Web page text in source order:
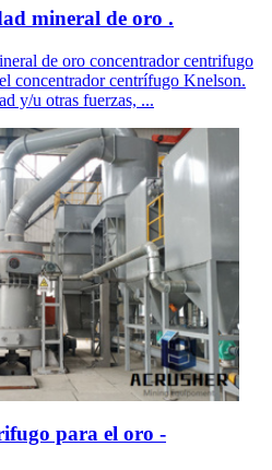
mineral de oro .
de oro concentrador centrifugo
concentrador centrífugo Knelson.
y/u otras fuerzas, ...
para el oro -